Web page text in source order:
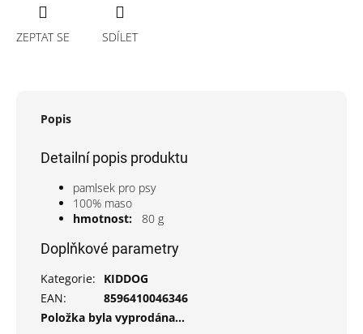
ZEPTAT SE SDÍLET
Popis
Detailní popis produktu
pamlsek pro psy
100% maso
hmotnost: 80 g
Doplňkové parametry
Kategorie:
KIDDOG
EAN:
8596410046346
Položka byla vyprodána…